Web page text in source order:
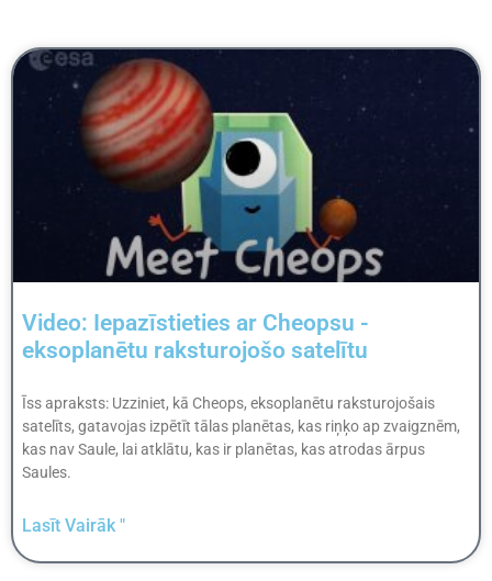
Video: Iepazīstieties ar Cheopsu -
eksoplanētu raksturojošo satelītu
Īss apraksts: Uzziniet, kā Cheops, eksoplanētu raksturojošais
satelīts, gatavojas izpētīt tālas planētas, kas riņķo ap zvaigznēm,
kas nav Saule, lai atklātu, kas ir planētas, kas atrodas ārpus
Saules.
Lasīt Vairāk "